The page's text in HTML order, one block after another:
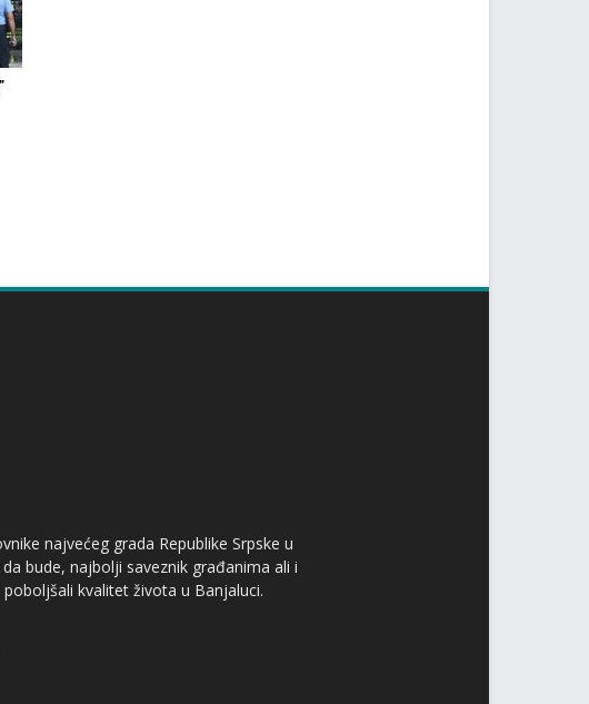
najvećeg grada Republike Srpske u
bude, najbolji saveznik građanima ali i
kvalitet života u Banjaluci.